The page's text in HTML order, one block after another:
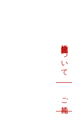
佐嘉神社記念館について
ご婚礼